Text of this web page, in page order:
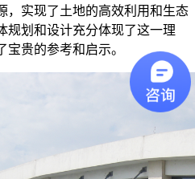
，实现了土地的高效利用和生态
规划和设计充分体现了这一理
宝贵的参考和启示。